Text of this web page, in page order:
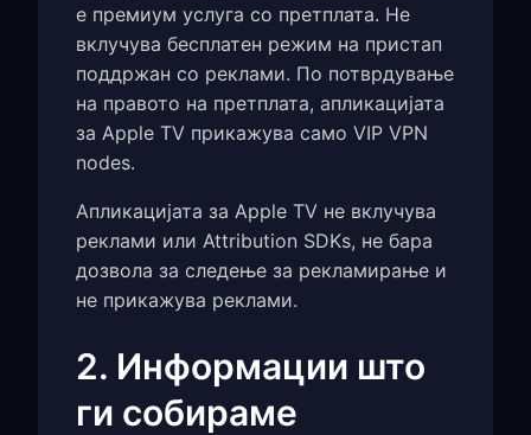
е премиум услуга со претплата. Не
вклучува бесплатен режим на пристап
поддржан со реклами. По потврдување
на правото на претплата, апликацијата
за Apple TV прикажува само VIP VPN
nodes.
Апликацијата за Apple TV не вклучува
реклами или Attribution SDKs, не бара
дозвола за следење за рекламирање и
не прикажува реклами.
2. Информации што
ги собираме